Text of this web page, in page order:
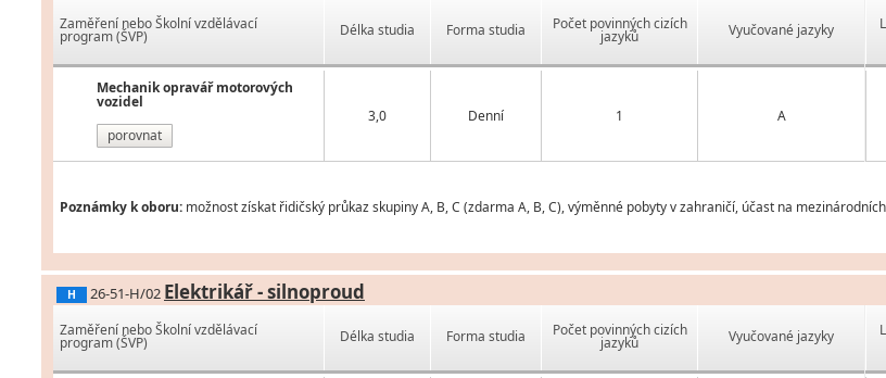
Zaměření nebo Školní vzdělávací
program (ŠVP)
Mechanik opravář motorových
vozidel
porovnat
Délka studia Forma studia Počet povinných cizích
jazyků Vyučované jazyky
3,0 Denní 1 A
Poznámky k oboru: možnost získat řidičský průkaz skupiny A, B, C (zdarma A, B, C), výměnné pobyty v zahraničí, účast na
H 26-51-H/02 Elektrikář - silnoproud
Zaměření nebo Školní vzdělávací
program (ŠVP) Délka studia Forma studia Počet povinných cizích
jazyků Vyučované jazyky